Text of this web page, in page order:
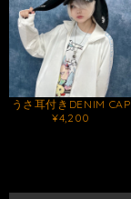
うさ耳付きDENIM CAP
¥4,200